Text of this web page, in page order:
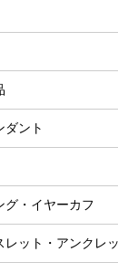
ダント
グ・イヤーカフ
ット・アンクレ